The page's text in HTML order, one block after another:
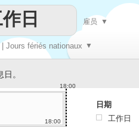
| Jours fériés nationaux ▼
日 雇员 ▼
。
18:00
18:00
日期
工作日